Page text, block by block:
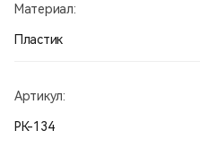
Материал:
Пластик
Артикул:
РК-134